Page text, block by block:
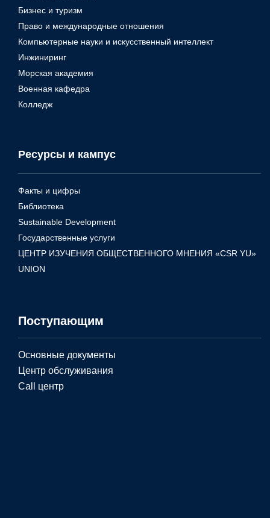
Бизнес и туризм
Право и международные отношения
Компьютерные науки и искусственный интеллект
Инжиниринг
Морская академия
Военная кафедра
Колледж
Ресурсы и кампус
Факты и цифры
Библиотека
Sustainable Development
Государственные услуги
ЦЕНТР ИЗУЧЕНИЯ ОБЩЕСТВЕННОГО МНЕНИЯ «CSR YU»
UNION
Поступающим
Основные документы
Центр обслуживания
Call центр